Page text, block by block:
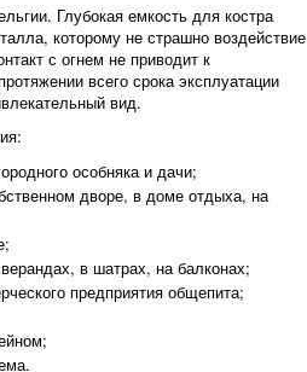
Глубокая емкость для костра
которому не страшно воздействие
с огнем не приводит к
всего срока эксплуатации
вид.
особняка и дачи;
дворе, в доме отдыха, на
в шатрах, на балконах;
предприятия общепита;